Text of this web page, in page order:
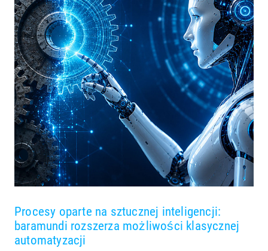
Procesy oparte na sztucznej inteligencji:
baramundi rozszerza możliwości klasycznej
automatyzacji